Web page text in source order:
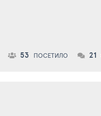
53 ПОСЕТИЛО 21